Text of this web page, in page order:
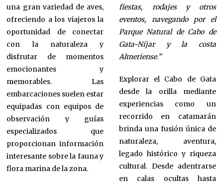
una gran variedad de aves,
ofreciendo a los viajeros la
oportunidad de conectar
con la naturaleza y
disfrutar de momentos
emocionantes y
memorables. Las
embarcaciones suelen estar
equipadas con equipos de
observación y guías
especializados que
proporcionan información
interesante sobre la fauna y
flora marina de la zona.
fiestas, rodajes y otros
eventos, navegando por el
Parque Natural de Cabo de
Gata-Níjar y la costa
Almeriense.”
Explorar el Cabo de Gata
desde la orilla mediante
experiencias como un
recorrido en catamarán
brinda una fusión única de
naturaleza, aventura,
legado histórico y riqueza
cultural. Desde adentrarse
en calas ocultas hasta